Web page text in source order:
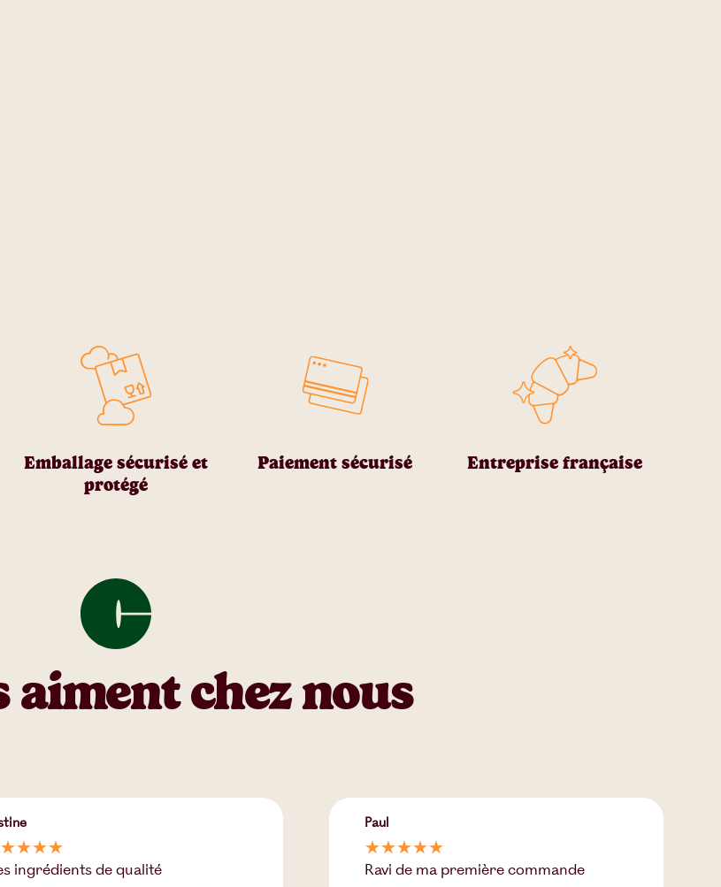
Emballage sécurisé et
protégé
Paiement sécurisé Entreprise française
aiment chez nous
☆☆☆☆
ingrédients de qualité
Paul
☆☆☆☆☆
Ravi de ma première commande